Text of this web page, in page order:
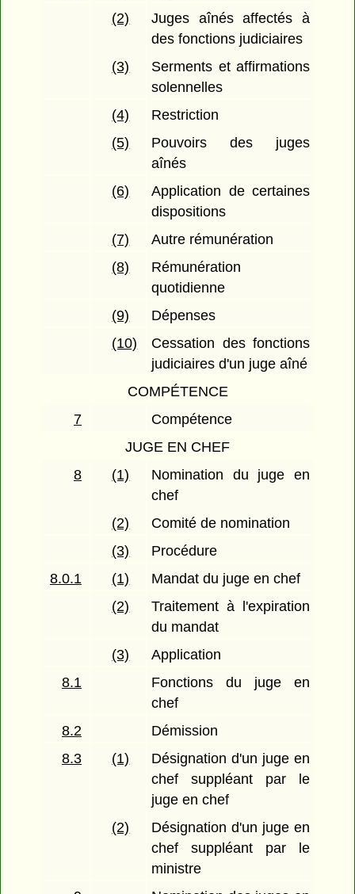
(2)
Juges aînés affectés à
des fonctions judiciaires
(3)
Serments et affirmations
solennelles
(4)
Restriction
(5)
Pouvoirs des juges
aînés
(6)
Application de certaines
dispositions
(7)
Autre rémunération
(8)
Rémunération
quotidienne
(9)
Dépenses
(10)
Cessation des fonctions
judiciaires d'un juge aîné
COMPÉTENCE
7
Compétence
JUGE EN CHEF
8
(1)
Nomination du juge en
chef
(2)
Comité de nomination
(3)
Procédure
8.0.1
(1)
Mandat du juge en chef
(2)
Traitement à l'expiration
du mandat
(3)
Application
8.1
Fonctions du juge en
chef
8.2
Démission
8.3
(1)
Désignation d'un juge en
chef suppléant par le
juge en chef
(2)
Désignation d'un juge en
chef suppléant par le
ministre